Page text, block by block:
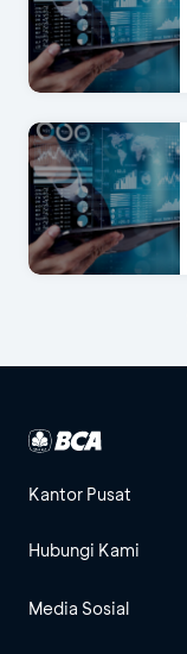
Kantor Pusat
Hubungi Kami
Media Sosial